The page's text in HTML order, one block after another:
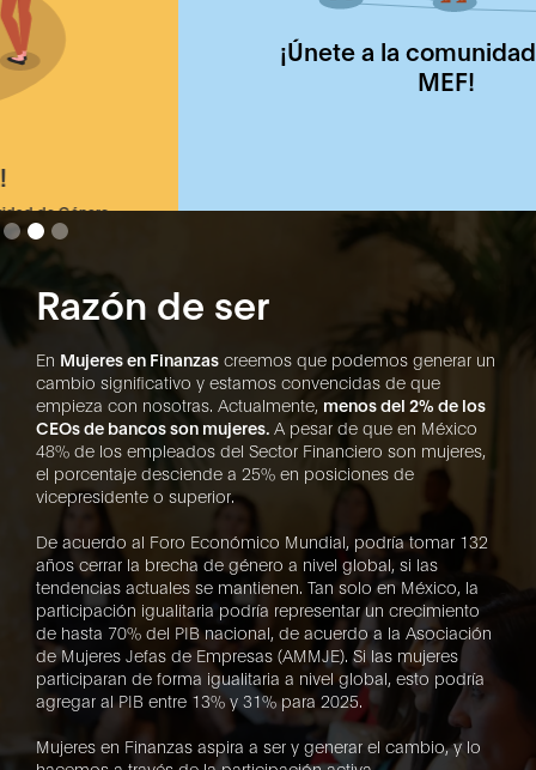
¡Únete a la comunidad digital
Slide 2 of 3.
Razón de ser
En Mujeres en Finanzas creemos que podemos generar un
cambio significativo y estamos convencidas de que
empieza con nosotras. Actualmente, menos del 2% de los
CEOs de bancos son mujeres. A pesar de que en México
48% de los empleados del Sector Financiero son mujeres,
el porcentaje desciende a 25% en posiciones de
vicepresidente o superior.
De acuerdo al Foro Económico Mundial, podría tomar 132
años cerrar la brecha de género a nivel global, si las
tendencias actuales se mantienen. Tan solo en México, la
participación igualitaria podría representar un crecimiento
de hasta 70% del PIB nacional, de acuerdo a la Asociación
de Mujeres Jefas de Empresas (AMMJE). Si las mujeres
participaran de forma igualitaria a nivel global, esto podría
agregar al PIB entre 13% y 31% para 2025.
Mujeres en Finanzas aspira a ser y generar el cambio, y lo